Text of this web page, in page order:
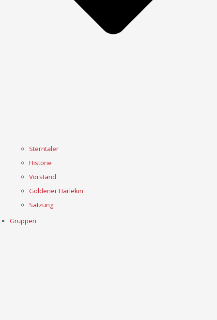
Sterntaler
Historie
Vorstand
Goldener Harlekin
Satzung
Gruppen